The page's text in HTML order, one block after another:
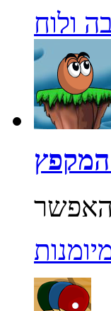
ולוח
המקפץ